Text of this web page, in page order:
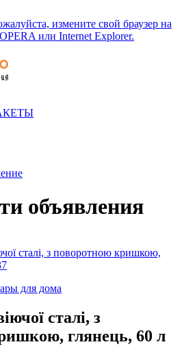
измените свой браузер на
или Internet Explorer.
объявления
сталі, з поворотною кришкою,
для дома
сталі, з
глянець, 60 л